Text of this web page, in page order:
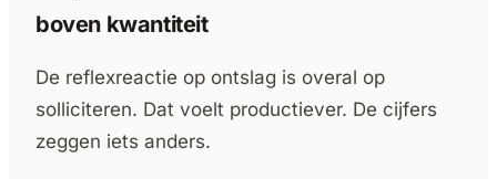
boven kwantiteit
De reflexreactie op ontslag is overal op
solliciteren. Dat voelt productiever. De cijfers
zeggen iets anders.